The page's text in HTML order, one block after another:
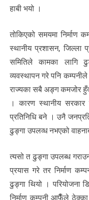
हाबी भयो ।
तोकिएको समयमा निर्माण
स्थानीय प्रशासन, जिल्ला
समितिले कामका लागि
व्यवस्थापन गरे पनि
राज्यका सबै अङ्ग कमजोर
। कारण स्थानीय
प्रतिनिधि बने । उनै
ढुङ्गा उपलव्ध नभएको
त्यसो त ढुङ्गा उपलब्ध
प्रयास गरे तर निर्माण
ढुङ्गा थियो । परियोजना
निर्माण कम्पनी आफैँले ठेक्का